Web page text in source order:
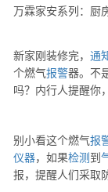
万霖家安系列：厨
新家刚装修完， 通
个燃气报警器。不
吗？内行人提醒你
别小看这个燃气报
仪器，如果检测 到
报，提醒人们采取